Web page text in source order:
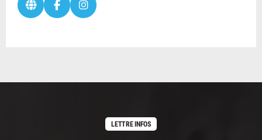
LETTRE INFOS